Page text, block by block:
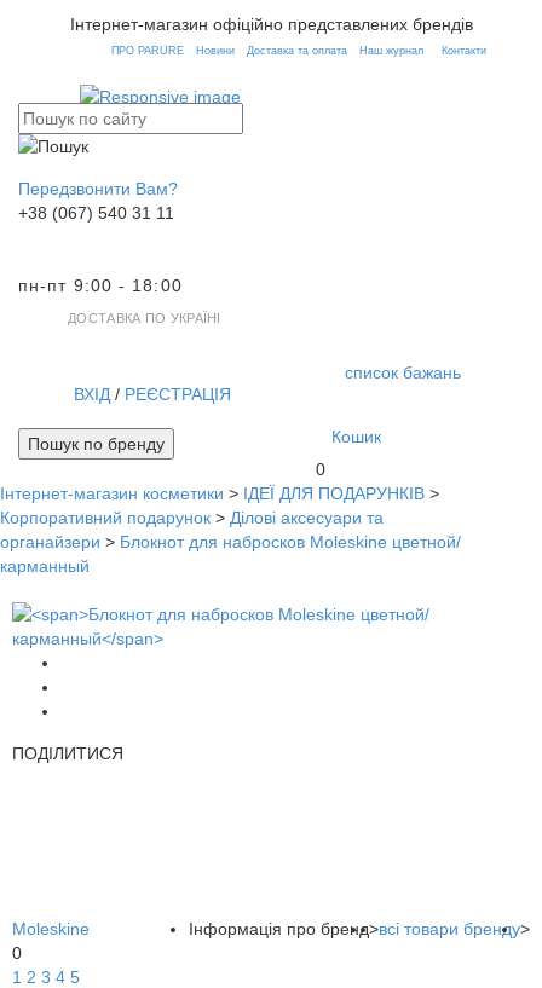
Інтернет-магазин офіційно представлених брендів
ПРО PARURE Новини Доставка та оплата Наш журнал Контакти
Передзвонити Вам?
+38 (067) 540 31 11
пн-пт 9:00 - 18:00
ДОСТАВКА ПО УКРАЇНІ
список бажань
ВХІД / РЕЄСТРАЦІЯ
Кошик
0
Пошук по бренду
Інтернет-магазин косметики > ІДЕЇ ДЛЯ ПОДАРУНКІВ >
Корпоративний подарунок > Ділові аксесуари та
органайзери > Блокнот для набросков Moleskine цветной/
карманный
ПОДІЛИТИСЯ
Інформація про бренд>всі товари бренду>
Moleskine
0
1 2 3 4 5